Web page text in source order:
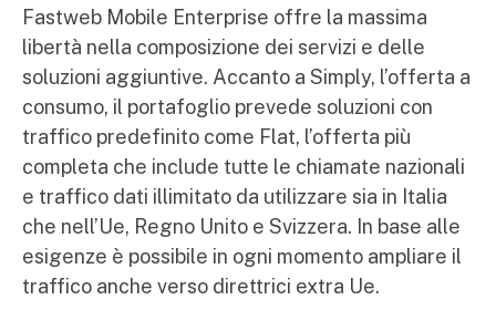
Fastweb Mobile Enterprise offre la massima
libertà nella composizione dei servizi e delle
soluzioni aggiuntive. Accanto a Simply, l’offerta a
consumo, il portafoglio prevede soluzioni con
traffico predefinito come Flat, l’offerta più
completa che include tutte le chiamate nazionali
e traffico dati illimitato da utilizzare sia in Italia
che nell’Ue, Regno Unito e Svizzera. In base alle
esigenze è possibile in ogni momento ampliare il
traffico anche verso direttrici extra Ue.